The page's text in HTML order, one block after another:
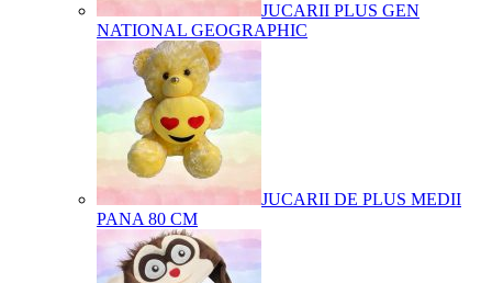
JUCARII PLUS GEN
NATIONAL GEOGRAPHIC
JUCARII DE PLUS MEDII
PANA 80 CM